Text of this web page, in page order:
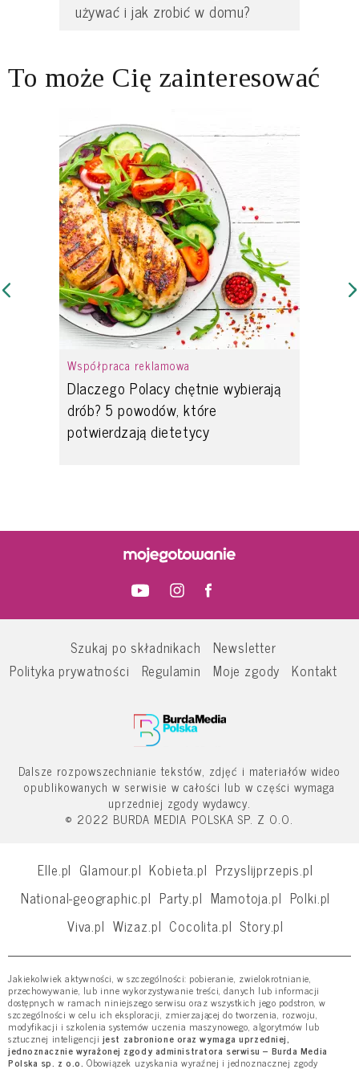
używać i jak zrobić w domu?
To może Cię zainteresować
Współpraca reklamowa
Dlaczego Polacy chętnie wybierają
drób? 5 powodów, które
potwierdzają dietetycy
Szukaj po składnikach
Newsletter
Polityka prywatności
Regulamin Moje zgody Kontakt
Dalsze rozpowszechnianie tekstów, zdjęć i materiałów wideo
opublikowanych w serwisie w całości lub w części wymaga
uprzedniej zgody wydawcy.
© 2022 BURDA MEDIA POLSKA SP. Z O.O.
Elle.pl Glamour.pl Kobieta.pl Przyslijprzepis.pl
National-geographic.pl Party.pl Mamotoja.pl Polki.pl
Viva.pl Wizaz.pl Cocolita.pl Story.pl
Jakiekolwiek aktywności, w szczególności: pobieranie, zwielokrotnianie,
przechowywanie, lub inne wykorzystywanie treści, danych lub informacji
dostępnych w ramach niniejszego serwisu oraz wszystkich jego podstron, w
szczególności w celu ich eksploracji, zmierzającej do tworzenia, rozwoju,
modyfikacji i szkolenia systemów uczenia maszynowego, algorytmów lub
sztucznej inteligencji jest zabronione oraz wymaga uprzedniej,
jednoznacznie wyrażonej zgody administratora serwisu – Burda Media
Polska sp. z o.o. Obowiązek uzyskania wyraźnej i jednoznacznej zgody